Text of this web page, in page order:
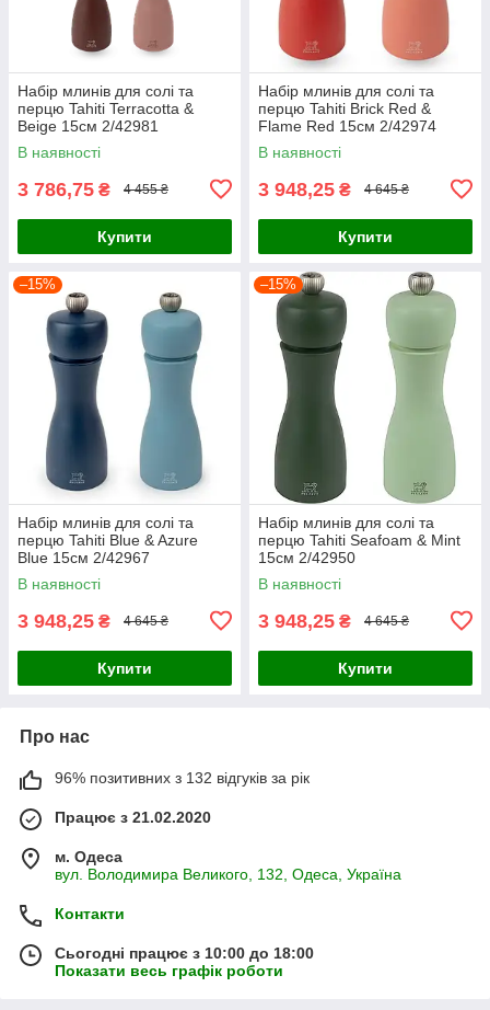
Набір млинів для солі та
перцю Tahiti Terracotta &
Beige 15см 2/42981
В наявності
3 786,75 ₴ 4 455 ₴
Купити
Набір млинів для солі та
перцю Tahiti Brick Red &
Flame Red 15см 2/42974
В наявності
3 948,25 ₴ 4 645 ₴
Купити
–15%
Набір млинів для солі та
перцю Tahiti Blue & Azure
Blue 15см 2/42967
В наявності
3 948,25 ₴ 4 645 ₴
Купити
–15%
Набір млинів для солі та
перцю Tahiti Seafoam & Mint
15см 2/42950
В наявності
3 948,25 ₴ 4 645 ₴
Купити
Про нас
96% позитивних з 132 відгуків за рік
Працює з 21.02.2020
м. Одеса
вул. Володимира Великого, 132, Одеса, Україна
Контакти
Сьогодні працює з 10:00 до 18:00
Показати весь графік роботи